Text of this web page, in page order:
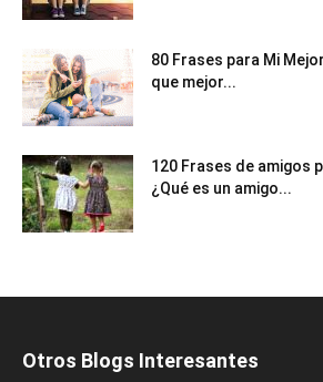
80 Frases para Mi
que mejor...
120 Frases de amigos
¿Qué es un amigo...
Otros Blogs Interesantes